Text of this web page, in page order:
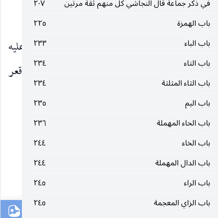
في ذكر جماعة قال النجاشي كل منهم ثقة مرتين
٢٠٧
باب الهمزة
٢٢٥
باب الباء
٢٣٣
باب التاء
٢٣٤
باب الثاء المثلثة
٢٣٤
باب اليم
٢٣٥
باب الحاء المهملة
٢٣٦
باب الخاء
٢٤٤
باب الدال المهملة
٢٤٤
باب الراء
٢٤٥
باب الزاي المعجمة
٢٤٥
١٤ ـ نوفل بن فروة الأشجعي [ جخ ] .
١٥ ـ يونس بن ظبيان [ كش ] لعنه الكاظم عليه
السلام ألف لعنة يتبعها ألف لعنة كل لعنة تبلغه قعر
جهنم .
من دعا عليه الإمام عليه السلام :